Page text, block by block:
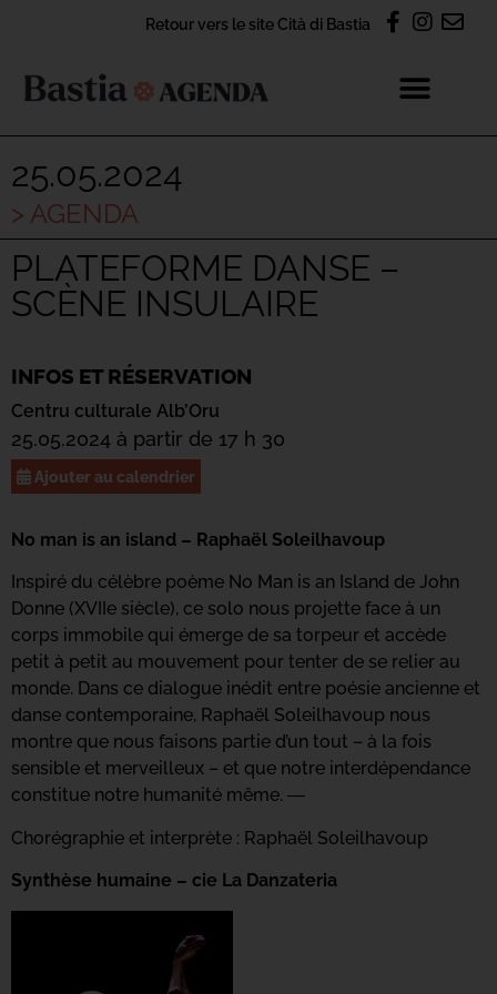
Retour vers le site Cità di Bastia
25.05.2024
> AGENDA
PLATEFORME DANSE –
SCÈNE INSULAIRE
INFOS ET RÉSERVATION
Centru culturale Alb’Oru
25.05.2024 à partir de 17 h 30
Ajouter au calendrier
No man is an island – Raphaël Soleilhavoup
Inspiré du célèbre poème No Man is an Island de John
Donne (XVIIe siècle), ce solo nous projette face à un
corps immobile qui émerge de sa torpeur et accède
petit à petit au mouvement pour tenter de se relier au
monde. Dans ce dialogue inédit entre poésie ancienne et
danse contemporaine, Raphaël Soleilhavoup nous
montre que nous faisons partie d’un tout – à la fois
sensible et merveilleux – et que notre interdépendance
constitue notre humanité même. ―
Chorégraphie et interprète : Raphaël Soleilhavoup
Synthèse humaine – cie La Danzateria